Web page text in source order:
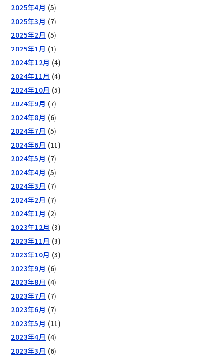
2025年4月 (5)
2025年3月 (7)
2025年2月 (5)
2025年1月 (1)
2024年12月 (4)
2024年11月 (4)
2024年10月 (5)
2024年9月 (7)
2024年8月 (6)
2024年7月 (5)
2024年6月 (11)
2024年5月 (7)
2024年4月 (5)
2024年3月 (7)
2024年2月 (7)
2024年1月 (2)
2023年12月 (3)
2023年11月 (3)
2023年10月 (3)
2023年9月 (6)
2023年8月 (4)
2023年7月 (7)
2023年6月 (7)
2023年5月 (11)
2023年4月 (4)
2023年3月 (6)